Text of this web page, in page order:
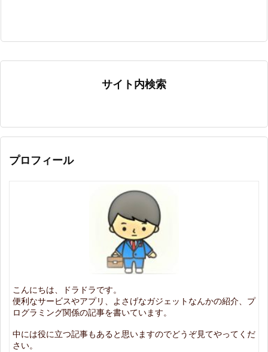
サイト内検索
プロフィール
こんにちは、ドラドラです。
便利なサービスやアプリ、よさげなガジェットなんかの紹介、プ
ログラミング関係の記事を書いています。
中には役に立つ記事もあると思いますのでどうぞ見てやってくだ
さい。